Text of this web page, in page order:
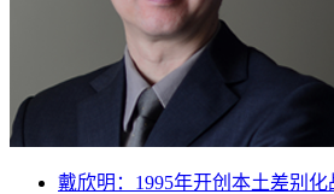
戴欣明：1995年开创本土差别